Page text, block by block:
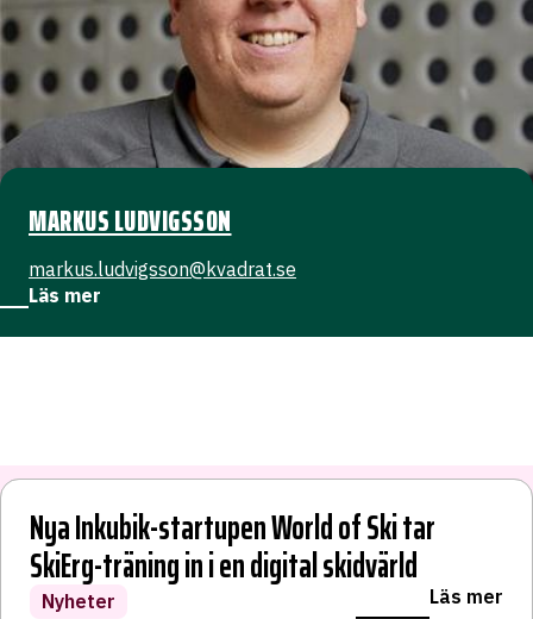
MARKUS LUDVIGSSON
markus.ludvigsson@kvadrat.se
Läs mer
LÄS VIDARE
Nya a-kassan straffar de som vågar driva
eget
Blogginlägg Läs mer
Vårkonferens i Jönköping 2026
Evenemang Läs mer
Nya Inkubik-startupen World of Ski tar
SkiErg-träning in i en digital skidvärld
Nyheter Läs mer